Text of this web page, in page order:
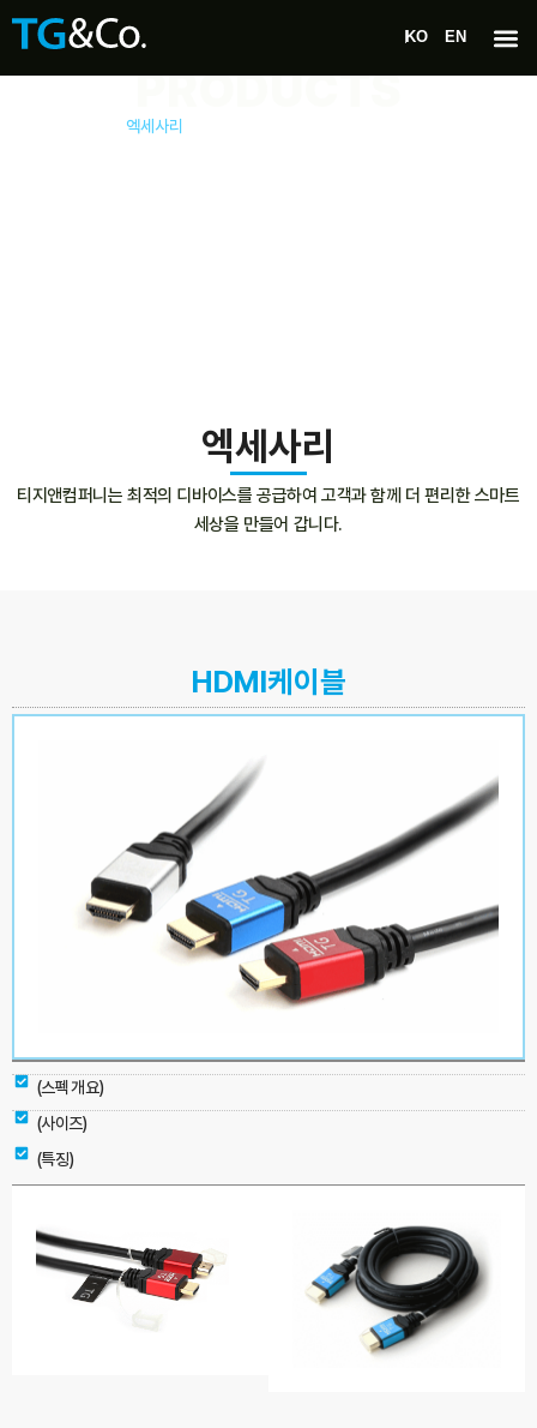
KO EN
PRODUCTS
엑세사리
엑세사리
티지앤컴퍼니는 최적의 디바이스를 공급하여 고객과 함께 더 편리한 스마트
세상을 만들어 갑니다.
HDMI케이블
(스펙 개요)
(사이즈)
(특징)